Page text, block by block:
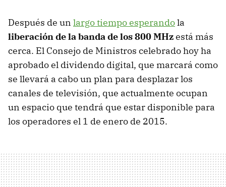
Después de un largo tiempo esperandola
liberación de la banda de los 800 MHzestá más
cerca. El Consejo de Ministros celebrado hoy ha
aprobado el dividendo digital, que marcará como
se llevará a cabo un plan para desplazar los
canales de televisión, que actualmente ocupan
un espacio que tendrá que estar disponible para
los operadores el 1 de enero de 2015.